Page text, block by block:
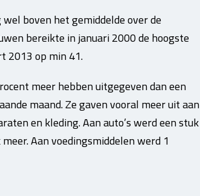
boven het gemiddelde over de
bereikte in januari 2000 de hoogste
2013 op min 41.
meer hebben uitgegeven dan een
maand. Ze gaven vooral meer uit aan
en kleding. Aan auto’s werd een stuk
Aan voedingsmiddelen werd 1